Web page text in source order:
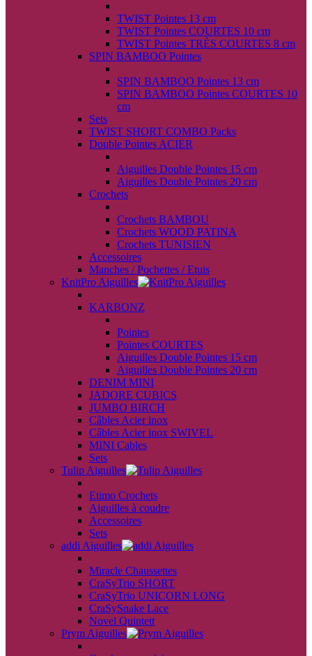
TWIST Pointes 13 cm
TWIST Pointes COURTES 10 cm
TWIST Pointes TRÈS COURTES 8 cm
SPIN BAMBOO Pointes
SPIN BAMBOO Pointes 13 cm
SPIN BAMBOO Pointes COURTES 10
cm
Sets
TWIST SHORT COMBO Packs
Double Pointes ACIER
Aiguilles Double Pointes 15 cm
Aiguilles Double Pointes 20 cm
Crochets
Crochets BAMBOU
Crochets WOOD PATINA
Crochets TUNISIEN
Accessoires
Manches / Pochettes / Etuis
KnitPro Aiguilles
KARBONZ
Pointes
Pointes COURTES
Aiguilles Double Pointes 15 cm
Aiguilles Double Pointes 20 cm
DENIM MINI
JADORE CUBICS
JUMBO BIRCH
Câbles Acier inox
Câbles Acier inox SWIVEL
MINI Cables
Sets
Tulip Aiguilles
Etimo Crochets
Aiguilles à coudre
Accessoires
Sets
addi Aiguilles
Miracle Chaussettes
CraSyTrio SHORT
CraSyTrio UNICORN LONG
CraSySnake Lace
Novel Quintett
Prym Aiguilles